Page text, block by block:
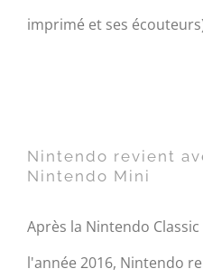
imprimé et ses
Nintendo revient
Nintendo Mini
Après la Nintendo
l'année 2016, Nintendo